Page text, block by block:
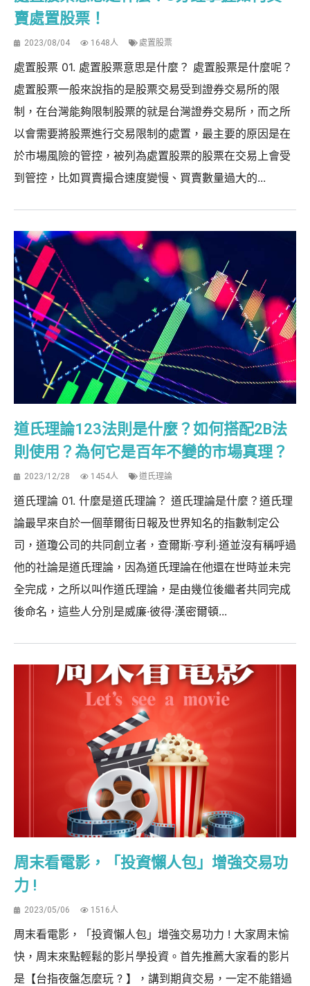
賣處置股票！
2023/08/04 1648人 處置股票
處置股票 01. 處置股票意思是什麼？ 處置股票是什麼呢？
處置股票一般來說指的是股票交易受到證券交易所的限
制，在台灣能夠限制股票的就是台灣證券交易所，而之所
以會需要將股票進行交易限制的處置，最主要的原因是在
於市場風險的管控，被列為處置股票的股票在交易上會受
到管控，比如買賣撮合速度變慢、買賣數量過大的...
道氏理論123法則是什麼？如何搭配2B法
則使用？為何它是百年不變的市場真理？
2023/12/28 1454人 道氏理論
道氏理論 01. 什麼是道氏理論？ 道氏理論是什麼？道氏理
論最早來自於一個華爾街日報及世界知名的指數制定公
司，道瓊公司的共同創立者，查爾斯‧亨利‧道並沒有稱呼過
他的社論是道氏理論，因為道氏理論在他還在世時並未完
全完成，之所以叫作道氏理論，是由幾位後繼者共同完成
後命名，這些人分別是威廉·彼得·漢密爾頓...
周末看電影，「投資懶人包」增強交易功
力 !
2023/05/06 1516人
周末看電影，「投資懶人包」增強交易功力 ! 大家周末愉
快，周末來點輕鬆的影片學投資。首先推薦大家看的影片
是【台指夜盤怎麼玩 ? 】，講到期貨交易，一定不能錯過